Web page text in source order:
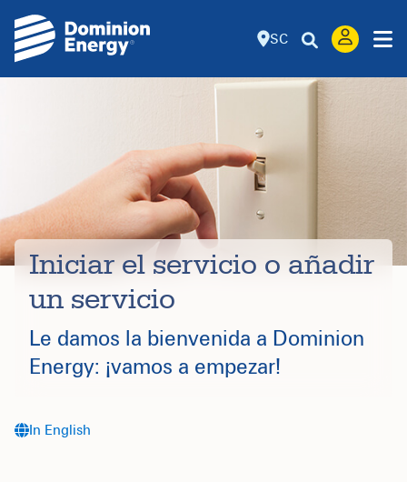
SC
Iniciar el servicio o añadir
un servicio
Le damos la bienvenida a Dominion
Energy: ¡vamos a empezar!
In English